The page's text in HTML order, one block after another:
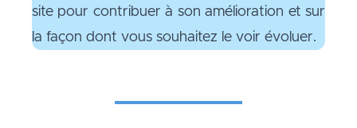
site pour contribuer à son amélioration et sur
la façon dont vous souhaitez le voir évoluer.